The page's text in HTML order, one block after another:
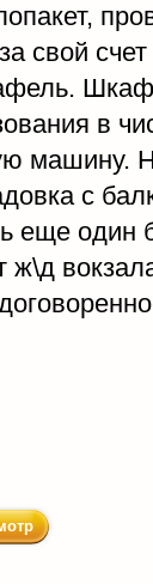
свой
Шкаф
в
машину.
с
еще один
ж\д